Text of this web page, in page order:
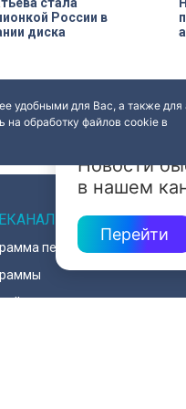
стала
России в
диска
Новости
в нашем
Перейти
удобными для Вас, а также для
на обработку файлов cookie в
передач
канала